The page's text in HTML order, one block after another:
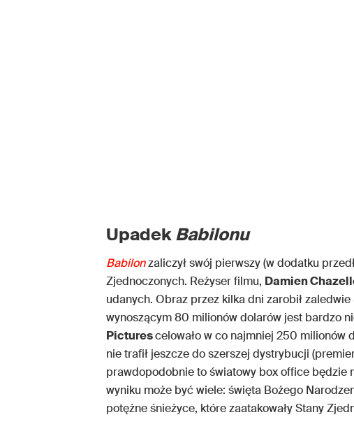
UpadekBabilonu
Babilonzaliczył swój pierwszy (w dodatku
Zjednoczonych. Reżyser filmu, Damien
udanych. Obraz przez kilka dni zarobił
wynoszącym 80 milionów dolarów jest bardzo
Picturescelowało w co najmniej 250 milionów
nie trafił jeszcze do szerszej dystrybucji
prawdopodobnie to światowy box office będzie
wyniku może być wiele: święta Bożego
potężne śnieżyce, które zaatakowały Stany